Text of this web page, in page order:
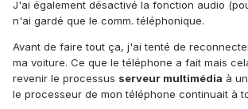
J'ai également désactivé la fonction audio
n'ai gardé que le comm. téléphonique.
Avant de faire tout ça, j'ai tenté de
ma voiture. Ce que le téléphone a fait mais
revenir le processus serveur multimédia à
le processeur de mon téléphone continuait à